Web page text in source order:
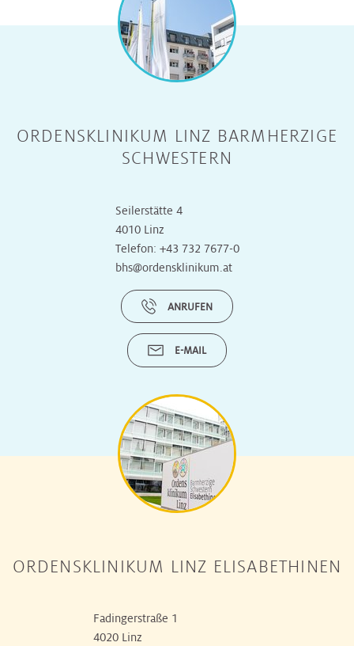
ORDENSKLINIKUM LINZ BARMHERZIGE
SCHWESTERN
Seilerstätte 4
4010 Linz
Telefon: +43 732 7677-0
bhs@ordensklinikum.at
ANRUFEN
E-MAIL
ORDENSKLINIKUM LINZ ELISABETHINEN
Fadingerstraße 1
4020 Linz